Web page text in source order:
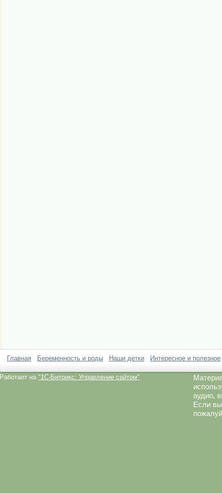
Главная Беременность и роды Наши детки Интересное и полезное
Работает на "1C-Битрикс: Управление сайтом"
аудио,
Если вы